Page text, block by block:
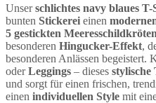
Unserschlichtes navy blaues
bunten Stickerei einen
5 gestickten Meeresschildkröten
besonderen Hingucker-Effekt,
besonderen Anlässen begeistert.
oderLeggings – dieses stylische
und sorgt für einen frischen,
einen individuellen Style mit